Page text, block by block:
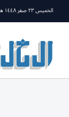
الخميس ٢٣ صفر ١٤٤٨ ه - ٠٦ أغسطس ٢٠٢٦